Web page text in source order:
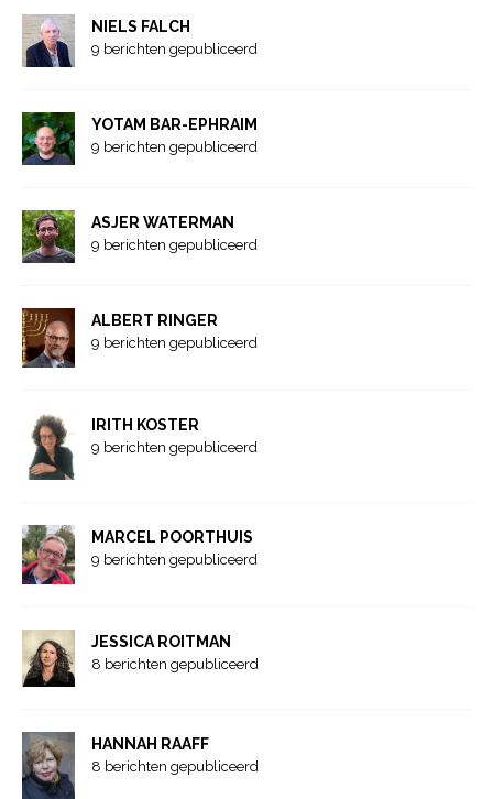
NIELS FALCH
9 berichten gepubliceerd
YOTAM BAR-EPHRAIM
9 berichten gepubliceerd
ASJER WATERMAN
9 berichten gepubliceerd
ALBERT RINGER
9 berichten gepubliceerd
IRITH KOSTER
9 berichten gepubliceerd
MARCEL POORTHUIS
9 berichten gepubliceerd
JESSICA ROITMAN
8 berichten gepubliceerd
HANNAH RAAFF
8 berichten gepubliceerd